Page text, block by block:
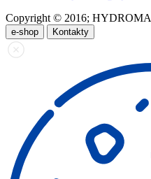
Copyright © 2016; HYDROMA,
e-shop Kontakty